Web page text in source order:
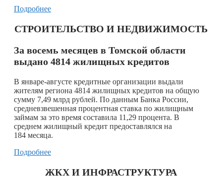
Подробнее
СТРОИТЕЛЬСТВО И НЕДВИЖИМОСТЬ
За восемь месяцев в Томской области
выдано 4814 жилищных кредитов
В январе-августе кредитные организации выдали
жителям региона 4814 жилищных кредитов на общую
сумму 7,49 млрд рублей. По данным Банка России,
средневзвешенная процентная ставка по жилищным
займам за это время составила 11,29 процента. В
среднем жилищный кредит предоставлялся на
184 месяца.
Подробнее
ЖКХ И ИНФРАСТРУКТУРА